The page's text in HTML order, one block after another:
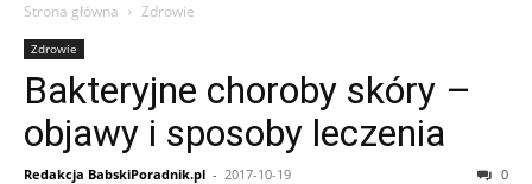
Strona główna Zdrowie
Zdrowie
Bakteryjne choroby skóry –
objawy i sposoby leczenia
Redakcja BabskiPoradnik.pl - 2017-10-19 0